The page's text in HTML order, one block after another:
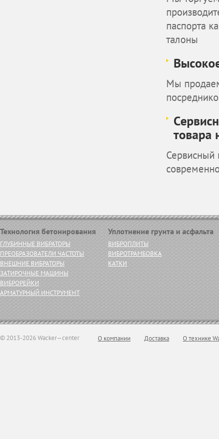
паспорта
талоны
Мы
товара
Сервисный
Технология бетонирования
ГЛУБИННЫЕ ВИБРАТОРЫ
ПРЕОБРАЗОВАТЕЛИ ЧАСТОТЫ
ВНЕШНИЕ ВИБРАТОРЫ
ЗАТИРОЧНЫЕ МАШИНЫ
ВИБРОРЕЙКИ
АРМАТУРНЫЙ ИНСТРУМЕНТ
Уплотнение грунта и асфальта
ВИБРОПЛИТЫ
ВИБРОТРАМБОВКА
КАТКИ
© 2013-2026 Wacker—center О компании Доставка О технике